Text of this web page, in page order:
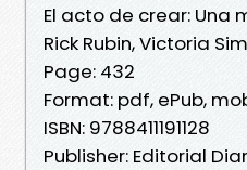
El acto de crear: Una
Rick Rubin, Victoria
Page: 432
Format: pdf, ePub,
ISBN: 9788411191128
Publisher: Editorial